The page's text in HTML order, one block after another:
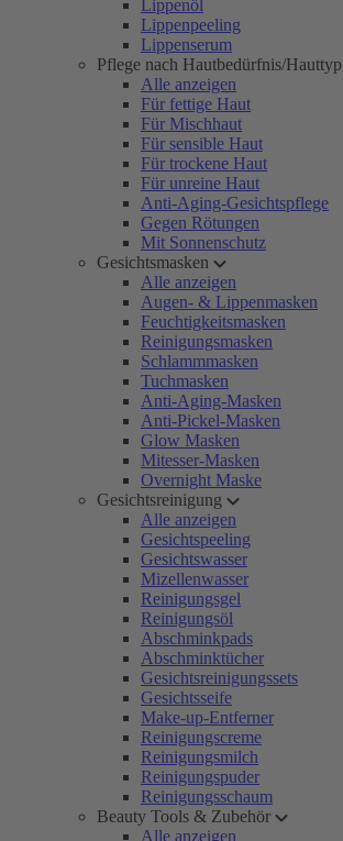
Lippenöl
Lippenpeeling
Lippenserum
Pflege nach Hautbedürfnis/Hauttyp
Alle anzeigen
Für fettige Haut
Für Mischhaut
Für sensible Haut
Für trockene Haut
Für unreine Haut
Anti-Aging-Gesichtspflege
Gegen Rötungen
Mit Sonnenschutz
Gesichtsmasken
Alle anzeigen
Augen- & Lippenmasken
Feuchtigkeitsmasken
Reinigungsmasken
Schlammmasken
Tuchmasken
Anti-Aging-Masken
Anti-Pickel-Masken
Glow Masken
Mitesser-Masken
Overnight Maske
Gesichtsreinigung
Alle anzeigen
Gesichtspeeling
Gesichtswasser
Mizellenwasser
Reinigungsgel
Reinigungsöl
Abschminkpads
Abschminktücher
Gesichtsreinigungssets
Gesichtsseife
Make-up-Entferner
Reinigungscreme
Reinigungsmilch
Reinigungspuder
Reinigungsschaum
Beauty Tools & Zubehör
Alle anzeigen